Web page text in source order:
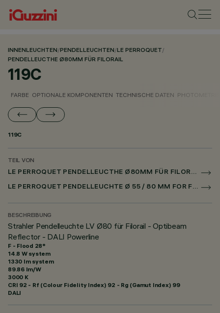
INNENLEUCHTEN/PENDELLEUCHTEN/LE PERROQUET/
PENDELLEUCTHE Ø80MM FÜR FILORAIL
119C
FARBE OPTIONALE KOMPONENTEN TECHNISCHE DATEN
119C
TEIL VON
LE PERROQUET PENDELLEUCTHE Ø80MM FÜR FILORAIL
LE PERROQUET PENDELLEUCHTE Ø 55 / 80 MM FOR FILORAIL DALI POWERLINE
BESCHREIBUNG
Strahler Pendelleuchte LV Ø80 für Filorail - Optibeam
Reflector - DALI Powerline
F - Flood 28°
14.8 W system
1330 lm system
89.86 lm/W
3000 K
CRI 92 - Rf (Colour Fidelity Index) 92 - Rg (Gamut Index) 99
DALI